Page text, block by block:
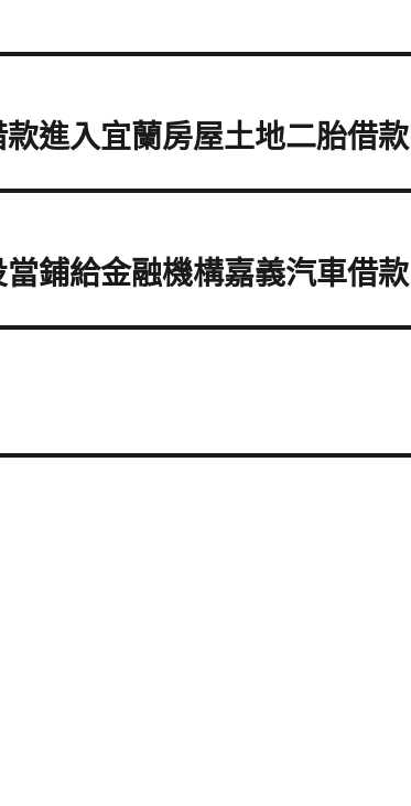
進入宜蘭房屋土地二胎借款
鋪給金融機構嘉義汽車借款